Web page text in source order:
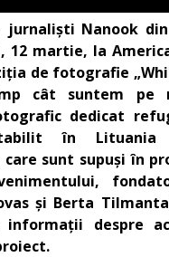
jurnaliști Nanook
12 martie, la
de fotografie
cât suntem pe
dedicat
în Lituania
sunt supuși în
și Berta
despre